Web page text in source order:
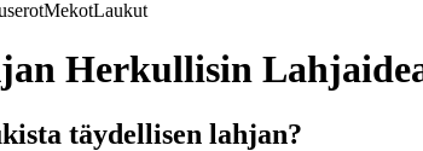
MekotLaukut
Herkullisin
täydellisen lahjan?